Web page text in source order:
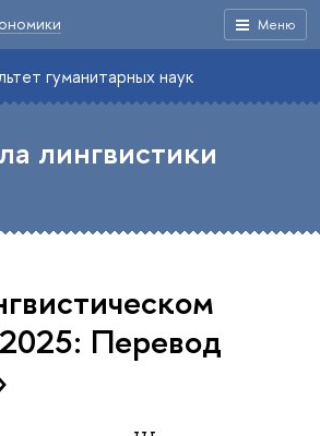
Меню
гуманитарных наук
лингвистики
Перевод